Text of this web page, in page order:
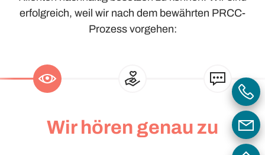
erfolgreich, weil wir nach dem bewährten PRCC-
Prozess vorgehen:
Wir hören genau zu